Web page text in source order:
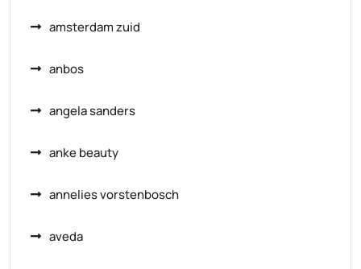
amsterdam zuid
anbos
angela sanders
anke beauty
annelies vorstenbosch
aveda